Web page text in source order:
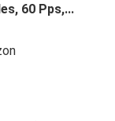
60 Pps,...